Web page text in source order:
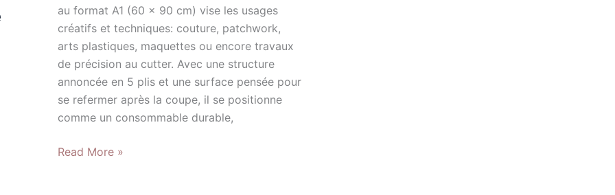
au format A1 (60 x 90 cm) vise les usages
créatifs et techniques: couture, patchwork,
arts plastiques, maquettes ou encore travaux
de précision au cutter. Avec une structure
annoncée en 5 plis et une surface pensée pour
se refermer après la coupe, il se positionne
comme un consommable durable,
Read More »